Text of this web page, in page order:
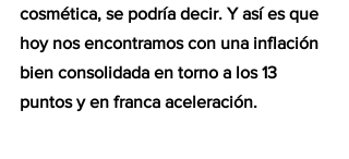
cosmética, se podría decir. Y así es que
hoy nos encontramos con una inflación
bien consolidada en torno a los 13
puntos y en franca aceleración.